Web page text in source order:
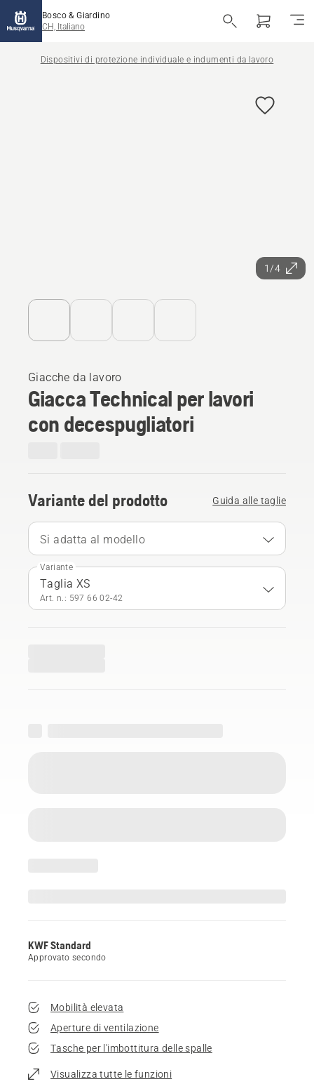
Bosco & Giardino
CH, Italiano
Dispositivi di protezione individuale e indumenti da lavoro
1/4
Giacche da lavoro
Giacca Technical per lavori
con decespugliatori
Variante del prodotto Guida alle taglie
Si adatta al modello
Variante
Taglia XS
Art. n.: 597 66 02‑42
KWF Standard
Approvato secondo
Mobilità elevata
Aperture di ventilazione
Tasche per l'imbottitura delle spalle
Visualizza tutte le funzioni